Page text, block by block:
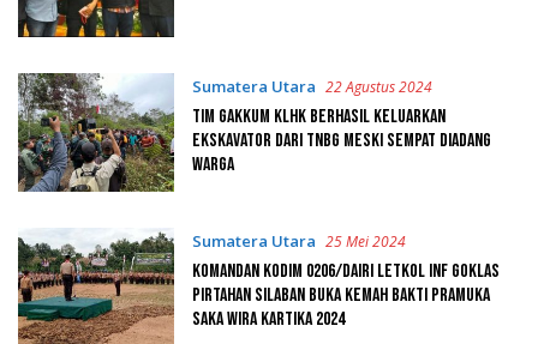
Sumatera Utara 22 Agustus 2024
Tim Gakkum KLHK Berhasil Keluarkan
Ekskavator Dari TNBG Meski Sempat Diadang
Warga
Sumatera Utara 25 Mei 2024
Komandan Kodim 0206/Dairi Letkol Inf Goklas
Pirtahan Silaban Buka Kemah Bakti Pramuka
Saka Wira Kartika 2024